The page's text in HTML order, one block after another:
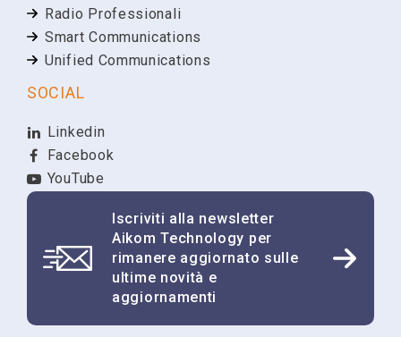
contatti telefonici di newsletter, materiale
informativo, comunicazioni commerciali su servizi
soddisfazione sulla qualità dei servizi.
Ho preso visione dell'informativa sul trattamento dei
In qualsiasi momento è possibile revocare tale consenso
disiscrivendosi con le funzionalità indicate in tutte le
email o inviando un email a:info@aikomtech.com
Radio Professionali
Smart Communications
Unified Communications
SOCIAL
Linkedin
Facebook
YouTube
Iscriviti alla newsletter
Aikom Technology per
rimanere aggiornato sulle
ultime novità e
aggiornamenti